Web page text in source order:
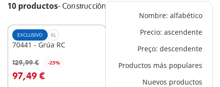
10 productos- Construcción
Nombre: alfabético
Precio: ascendente
Preço: descendente
Productos más populares
Nuevos productos
EXCLUSIVO XL
70441 - Grúa RC
129,99 € -25%
97,49 €
A la cesta
EXCLUSIVO L
4041 - Cinta
Transportadora con Mini
Excavadora
49,99 €
A la cesta